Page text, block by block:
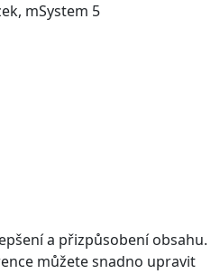
mSystem 5
a přizpůsobení obsahu.
můžete snadno upravit